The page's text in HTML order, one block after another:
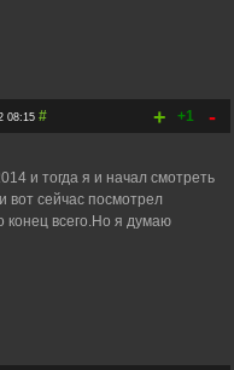
+ +1 -
08:15 #
и тогда я и начал смотреть
вот сейчас посмотрел
конец всего.Но я думаю